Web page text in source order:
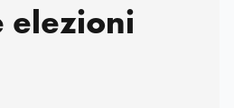
elezioni